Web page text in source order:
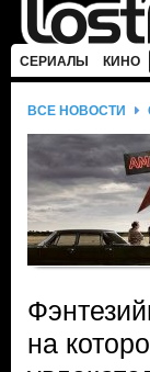
СЕРИАЛЫ КИНО
ВСЕ НОВОСТИ
на